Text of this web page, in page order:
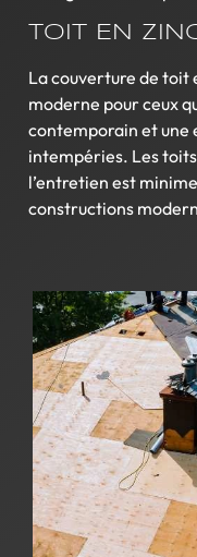
TOIT EN
La couverture de toit
moderne pour ceux
contemporain et une
intempéries. Les
l’entretien est
constructions